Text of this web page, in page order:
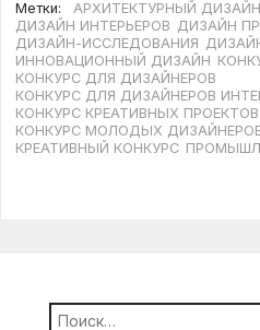
Метки: АРХИТЕКТУРНЫЙ ДИЗАЙН
ДИЗАЙН ИНТЕРЬЕРОВ ДИЗАЙН
ДИЗАЙН-ИССЛЕДОВАНИЯ
ИННОВАЦИОННЫЙ ДИЗАЙН
КОНКУРС ДЛЯ ДИЗАЙНЕРОВ
КОНКУРС ДЛЯ ДИЗАЙНЕРОВ
КОНКУРС КРЕАТИВНЫХ ПРОЕКТОВ
КОНКУРС МОЛОДЫХ
КРЕАТИВНЫЙ КОНКУРС
Найти: